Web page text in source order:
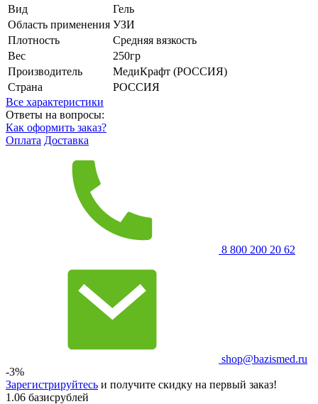
Вид
Гель
Область применения УЗИ
Плотность
Средняя вязкость
Вес
250гр
Производитель
МедиКрафт (РОССИЯ)
Страна
РОССИЯ
Все характеристики
Ответы на вопросы:
Как оформить заказ?
Оплата Доставка
8 800 200 20 62
shop@bazismed.ru
-3%
Зарегистрируйтесь и получите скидку на первый заказ!
1.06 базисрублей